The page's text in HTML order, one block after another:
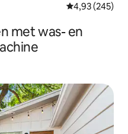
Gemiddelde
4,93 (245)
met was- en